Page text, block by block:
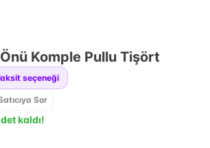
Komple Pullu Tişört
seçeneği
Sor
kaldı!